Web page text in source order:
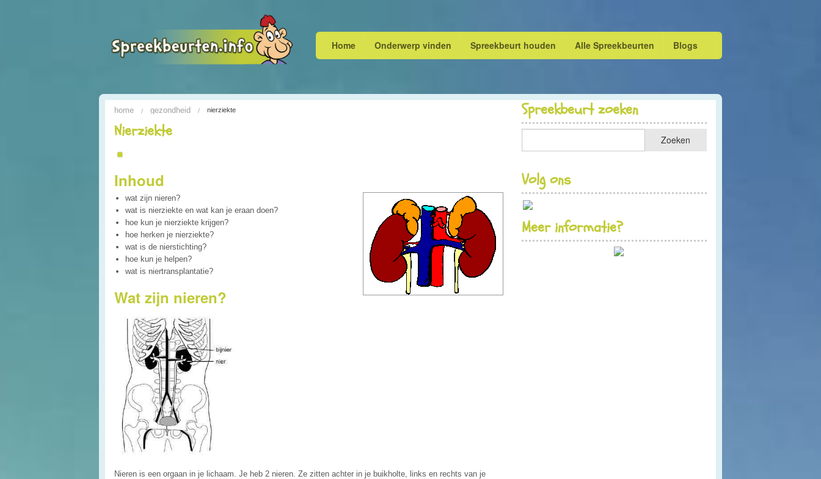
Home Onderwerp vinden Spreekbeurt houden Alle Spreekbeurten Blogs
home gezondheid nierziekte
Nierziekte
Inhoud
wat zijn nieren?
wat is nierziekte en wat kan je eraan doen?
hoe kun je nierziekte krijgen?
hoe herken je nierziekte?
wat is de nierstichting?
hoe kun je helpen?
wat is niertransplantatie?
Wat zijn nieren?
Nieren is een orgaan in je lichaam. Je heb 2 nieren. Ze zitten achter in je buikholte, links en rechts van je
Spreekbeurt zoeken
Volg ons
Meer informatie?